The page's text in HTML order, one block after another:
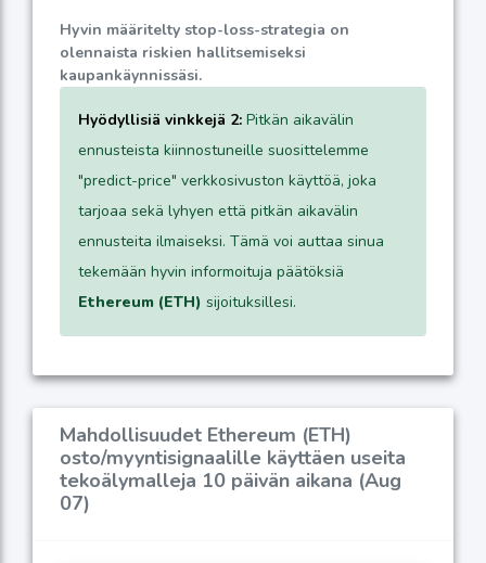
Hyvin määritelty stop-loss-strategia on
olennaista riskien hallitsemiseksi
kaupankäynnissäsi.
Hyödyllisiä vinkkejä 2: Pitkän aikavälin
ennusteista kiinnostuneille suosittelemme
"predict-price" verkkosivuston käyttöä, joka
tarjoaa sekä lyhyen että pitkän aikavälin
ennusteita ilmaiseksi. Tämä voi auttaa sinua
tekemään hyvin informoituja päätöksiä
Ethereum (ETH) sijoituksillesi.
Mahdollisuudet Ethereum (ETH)
osto/myyntisignaalille käyttäen useita
tekoälymalleja 10 päivän aikana (Aug
07)